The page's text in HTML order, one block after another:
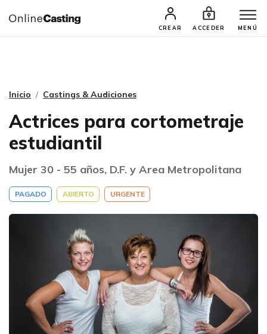
CREAR ACCEDER MENÚ
CASTINGS Y AUDICIONES TALENTOS
Inicio Castings & Audiciones
Actrices para cortometraje
estudiantil
Mujer 30 - 55 años, D.F. y Area Metropolitana
PAGADO ABIERTO URGENTE